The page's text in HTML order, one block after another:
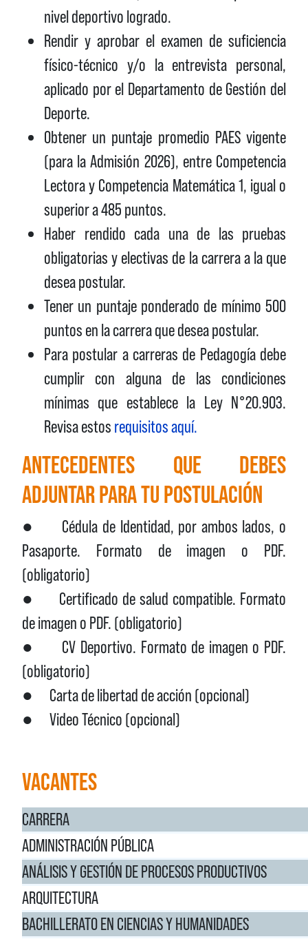
nivel deportivo logrado.
Rendir y aprobar el examen de suficiencia
físico-técnico y/o la entrevista personal,
aplicado por el Departamento de Gestión del
Deporte.
Obtener un puntaje promedio PAES vigente
(para la Admisión 2026), entre Competencia
Lectora y Competencia Matemática 1, igual o
superior a 485 puntos.
Haber rendido cada una de las pruebas
obligatorias y electivas de la carrera a la que
desea postular.
Tener un puntaje ponderado de mínimo 500
puntos en la carrera que desea postular.
Para postular a carreras de Pedagogía debe
cumplir con alguna de las condiciones
mínimas que establece la Ley N°20.903.
Revisa estos requisitos aquí.
ANTECEDENTES QUE DEBES
ADJUNTAR PARA TU POSTULACIÓN
● Cédula de Identidad, por ambos lados, o
Pasaporte. Formato de imagen o PDF.
(obligatorio)
● Certificado de salud compatible. Formato
de imagen o PDF. (obligatorio)
● CV Deportivo. Formato de imagen o PDF.
(obligatorio)
● Carta de libertad de acción (opcional)
● Video Técnico (opcional)
VACANTES
CARRERA
ADMINISTRACIÓN PÚBLICA
ANÁLISIS Y GESTIÓN DE PROCESOS PRODUCTIVOS
ARQUITECTURA
BACHILLERATO EN CIENCIAS Y HUMANIDADES